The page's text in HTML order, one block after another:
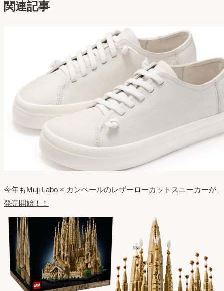
関連記事
今年もMuji Labo × カンペールのレザーローカットスニーカーが
発売開始！！